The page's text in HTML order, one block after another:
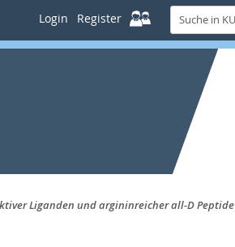
Login Register
Suche
in
KUPS
Liganden und argininreicher all-D Peptide